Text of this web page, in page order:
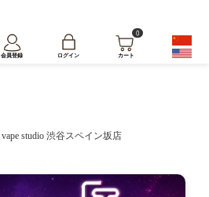
会員登録 ログイン
0
カート
vape studio 渋谷スペイン坂店